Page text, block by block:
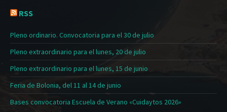
RSS
Pleno ordinario. Convocatoria para el 30 de julio
Pleno extraordinario para el lunes, 20 de julio
Pleno extraordinario para el lunes, 15 de junio
Feria de Bolonia, del 11 al 14 de junio
Bases convocatoria Escuela de Verano «Cuidaytos 2026»